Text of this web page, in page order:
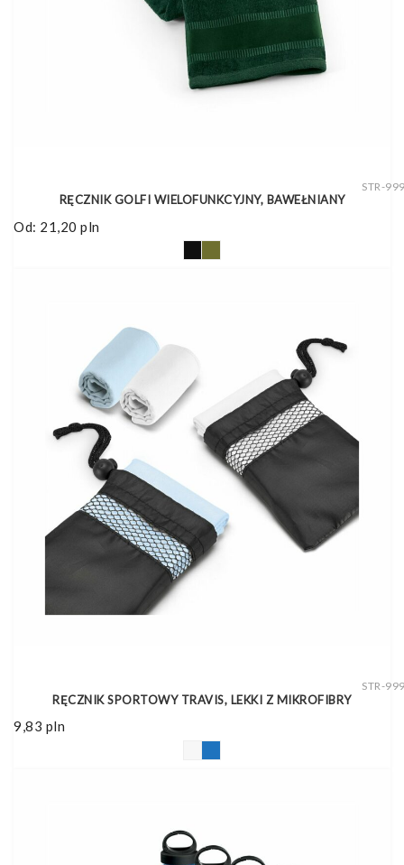
STR-
RĘCZNIK GOLFI WIELOFUNKCYJNY, BAWEŁNIANY
Od: 21,20 pln
STR-
RĘCZNIK SPORTOWY TRAVIS, LEKKI Z MIKROFIBRY
9,83 pln